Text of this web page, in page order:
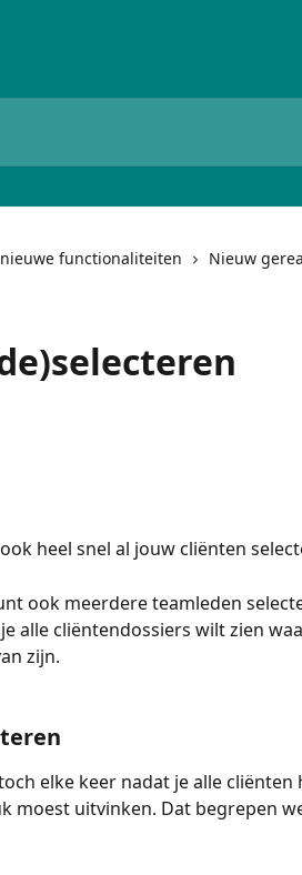
functionaliteiten
Nieuw
heel snel al jouw cliënten
ook meerdere teamleden
alle cliëntendossiers wilt zien
zijn.
elke keer nadat je alle cliënten
moest uitvinken. Dat begrepen